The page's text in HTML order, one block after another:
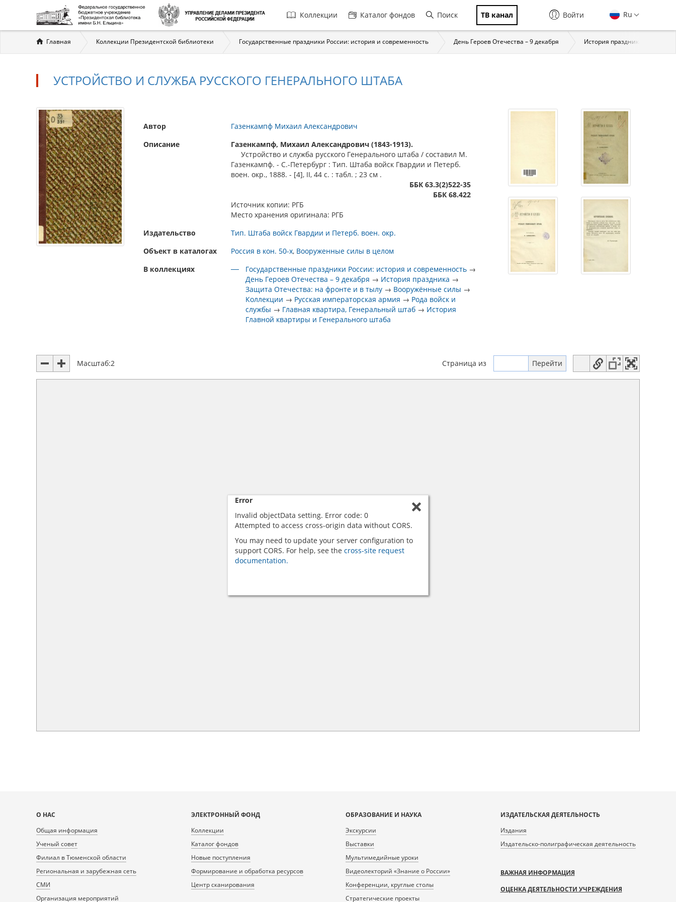
Главная
навигация
Коллекции Каталог фондов Поиск ТВ канал Ru
Войти
Вы
здесь
Главная Коллекции Президентской библиотеки Государственные праздники России: история и современность День Героев Отечества – 9 декабря История праздника
УСТРОЙСТВО И СЛУЖБА РУССКОГО ГЕНЕРАЛЬНОГО ШТАБА
Автор
Газенкампф Михаил Александрович
Описание
Газенкампф, Михаил Александрович (1843-1913).
Устройство и служба русского Генерального штаба / составил М.
Газенкампф. - С.-Петербург : Тип. Штаба войск Гвардии и Петерб.
воен. окр., 1888. - [4], II, 44 с. : табл. ; 23 см .
ББК 63.3(2)522-35
ББК 68.422
Источник копии: РГБ
Место хранения оригинала: РГБ
Издательство
Тип. Штаба войск Гвардии и Петерб. воен. окр.
Объект в каталогах
Россия в кон. 50-х Вооруженные силы в целом
В коллекциях
Государственные праздники России: история и современность →
День Героев Отечества – 9 декабря → История праздника →
Защита Отечества: на фронте и в тылу → Вооружённые силы →
Коллекции → Русская императорская армия → Рода войск и
службы → Главная квартира, Генеральный штаб → История
Главной квартиры и Генерального штаба
Масштаб:2 Страница из
Error
Invalid objectData setting. Error code: 0
Attempted to access cross-origin data without CORS.
You may need to update your server configuration to
support CORS. For help, see the cross-site request
documentation.
Карта
сайта
О НАС
Общая информация
Ученый совет
Филиал в Тюменской области
Региональная и зарубежная сеть
СМИ
Организация мероприятий
ЭЛЕКТРОННЫЙ ФОНД
Коллекции
Каталог фондов
Новые поступления
Формирование и обработка ресурсов
Центр сканирования
ОБРАЗОВАНИЕ И НАУКА
Экскурсии
Выставки
Мультимедийные уроки
Видеолекторий «Знание о России»
Конференции, круглые столы
Стратегические проекты
ИЗДАТЕЛЬСКАЯ ДЕЯТЕЛЬНОСТЬ
Издания
Издательско-полиграфическая деятельность
ВАЖНАЯ ИНФОРМАЦИЯ
ОЦЕНКА ДЕЯТЕЛЬНОСТИ УЧРЕЖДЕНИЯ